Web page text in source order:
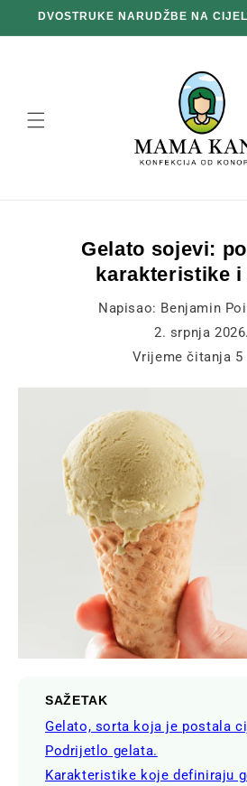
na
sadržaj
DVOSTRUKE NARUDŽBE NA
Gelato sojevi:
karakteristike
Napisao: Benjamin
2. srpnja 2026.
Vrijeme čitanja 5
SAŽETAK
Gelato, sorta koja je postala
Podrijetlo gelata.
Karakteristike koje definiraju